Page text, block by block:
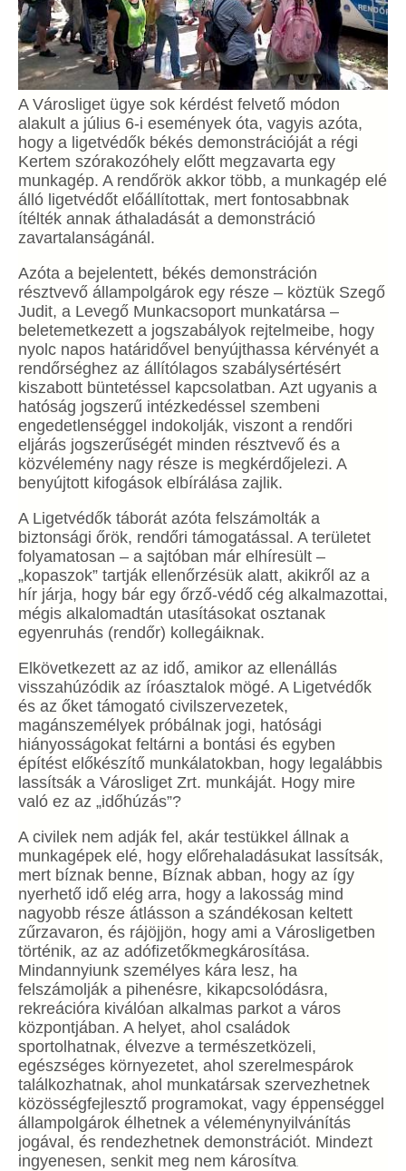
A Városliget ügye sok kérdést felvető módon
alakult a július 6-i események óta, vagyis azóta,
hogy a ligetvédők békés demonstrációját a régi
Kertem szórakozóhely előtt megzavarta egy
munkagép. A rendőrök akkor több, a munkagép elé
álló ligetvédőt előállítottak, mert fontosabbnak
ítélték annak áthaladását a demonstráció
zavartalanságánál.
Azóta a bejelentett, békés demonstráción
résztvevő állampolgárok egy része – köztük Szegő
Judit, a Levegő Munkacsoport munkatársa –
beletemetkezett a jogszabályok rejtelmeibe, hogy
nyolc napos határidővel benyújthassa kérvényét a
rendőrséghez az állítólagos szabálysértésért
kiszabott büntetéssel kapcsolatban. Azt ugyanis a
hatóság jogszerű intézkedéssel szembeni
engedetlenséggel indokolják, viszont a rendőri
eljárás jogszerűségét minden résztvevő és a
közvélemény nagy része is megkérdőjelezi. A
benyújtott kifogások elbírálása zajlik.
A Ligetvédők táborát azóta felszámolták a
biztonsági őrök, rendőri támogatással. A területet
folyamatosan – a sajtóban már elhíresült –
„kopaszok” tartják ellenőrzésük alatt, akikről az a
hír járja, hogy bár egy őrző-védő cég alkalmazottai,
mégis alkalomadtán utasításokat osztanak
egyenruhás (rendőr) kollegáiknak.
Elkövetkezett az az idő, amikor az ellenállás
visszahúzódik az íróasztalok mögé. A Ligetvédők
és az őket támogató civilszervezetek,
magánszemélyek próbálnak jogi, hatósági
hiányosságokat feltárni a bontási és egyben
építést előkészítő munkálatokban, hogy legalábbis
lassítsák a Városliget Zrt. munkáját. Hogy mire
való ez az „időhúzás”?
A civilek nem adják fel, akár testükkel állnak a
munkagépek elé, hogy előrehaladásukat lassítsák,
mert bíznak benne, Bíznak abban, hogy az így
nyerhető idő elég arra, hogy a lakosság mind
nagyobb része átlásson a szándékosan keltett
zűrzavaron, és rájöjjön, hogy ami a Városligetben
történik, az az adófizetőkmegkárosítása.
Mindannyiunk személyes kára lesz, ha
felszámolják a pihenésre, kikapcsolódásra,
rekreációra kiválóan alkalmas parkot a város
központjában. A helyet, ahol családok
sportolhatnak, élvezve a természetközeli,
egészséges környezetet, ahol szerelmespárok
találkozhatnak, ahol munkatársak szervezhetnek
közösségfejlesztő programokat, vagy éppenséggel
állampolgárok élhetnek a véleménynyilvánítás
jogával, és rendezhetnek demonstrációt. Mindezt
ingyenesen, senkit meg nem károsítva.